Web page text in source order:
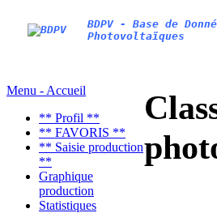
BDPV - Base de
Photovoltaïques
Menu - Accueil
** Profil **
** FAVORIS **
** Saisie production
**
Graphique
production
Statistiques